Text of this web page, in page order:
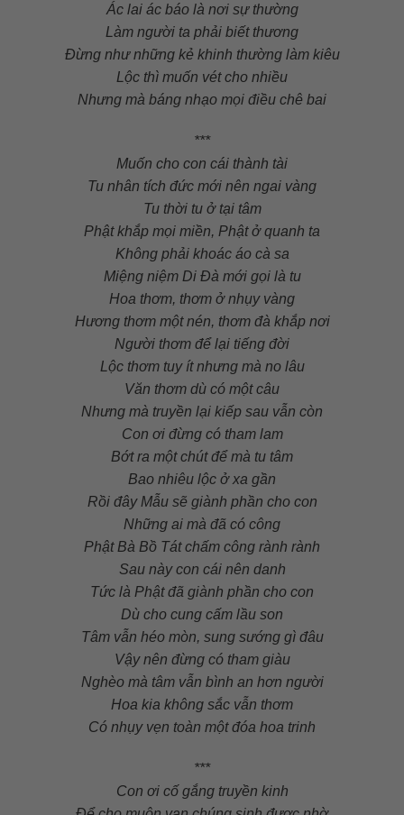
Ác lai ác báo là nơi sự thường
Làm người ta phải biết thương
Đừng như những kẻ khinh thường làm kiêu
Lộc thì muốn vét cho nhiều
Nhưng mà báng nhạo mọi điều chê bai
***
Muốn cho con cái thành tài
Tu nhân tích đức mới nên ngai vàng
Tu thời tu ở tại tâm
Phật khắp mọi miền, Phật ở quanh ta
Không phải khoác áo cà sa
Miệng niệm Di Đà mới gọi là tu
Hoa thơm, thơm ở nhụy vàng
Hương thơm một nén, thơm đà khắp nơi
Người thơm để lại tiếng đời
Lộc thơm tuy ít nhưng mà no lâu
Văn thơm dù có một câu
Nhưng mà truyền lại kiếp sau vẫn còn
Con ơi đừng có tham lam
Bớt ra một chút để mà tu tâm
Bao nhiêu lộc ở xa gần
Rồi đây Mẫu sẽ giành phần cho con
Những ai mà đã có công
Phật Bà Bồ Tát chấm công rành rành
Sau này con cái nên danh
Tức là Phật đã giành phần cho con
Dù cho cung cấm lầu son
Tâm vẫn héo mòn, sung sướng gì đâu
Vậy nên đừng có tham giàu
Nghèo mà tâm vẫn bình an hơn người
Hoa kia không sắc vẫn thơm
Có nhụy vẹn toàn một đóa hoa trinh
***
Con ơi cố gắng truyền kinh